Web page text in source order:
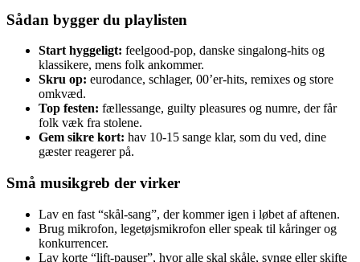
Sådan bygger du playlisten
Start hyggeligt: feelgood-pop, danske singalong-hits og
klassikere, mens folk ankommer.
Skru op: eurodance, schlager, 00’er-hits, remixes og store
omkvæd.
Top festen: fællessange, guilty pleasures og numre, der får
folk væk fra stolene.
Gem sikre kort: hav 10-15 sange klar, som du ved, dine
gæster reagerer på.
Små musikgreb der virker
Lav en fast “skål-sang”, der kommer igen i løbet af aftenen.
Brug mikrofon, legetøjsmikrofon eller speak til kåringer og
konkurrencer.
Lav korte “lift-pauser”, hvor alle skal skåle, synge eller skifte